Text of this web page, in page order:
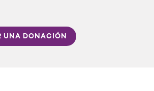
UNA DONACIÓN